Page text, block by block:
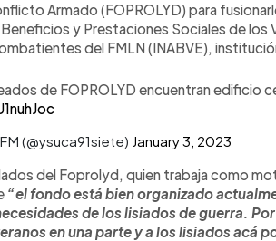
Armado (FOPROLYD) para
y Prestaciones Sociales de los
del FMLN (INABVE),
de FOPROLYD encuentran edificio
(@ysuca91siete) January 3, 2023
del Foprolyd, quien trabaja como
“el fondo está bien organizado
de los lisiados de guerra.
en una parte y a los lisiados acá